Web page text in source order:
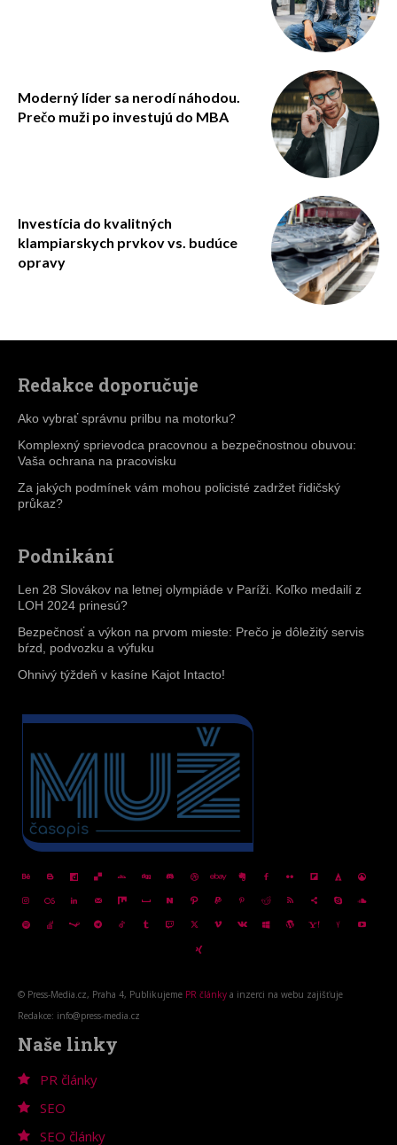
Moderný líder sa nerodí náhodou.
Prečo muži po investujú do MBA
Investícia do kvalitných
klampiarskych prvkov vs. budúce
opravy
Redakce doporučuje
Ako vybrať správnu prilbu na motorku?
Komplexný sprievodca pracovnou a bezpečnostnou obuvou:
Vaša ochrana na pracovisku
Za jakých podmínek vám mohou policisté zadržet řidičský
průkaz?
Podnikání
Len 28 Slovákov na letnej olympiáde v Paríži. Koľko medailí z
LOH 2024 prinesú?
Bezpečnosť a výkon na prvom mieste: Prečo je dôležitý servis
bŕzd, podvozku a výfuku
Ohnivý týždeň v kasíne Kajot Intacto!
© Press-Media.cz, Praha 4, Publikujeme PR články a inzerci na webu zajišťuje
Redakce: info@press-media.cz
Naše linky
PR články
SEO
SEO články